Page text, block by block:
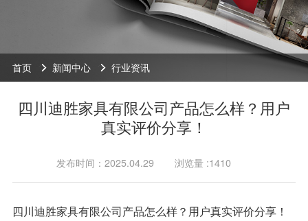
首页 新闻中心 行业资讯
四川迪胜家具有限公司产品怎么样？用户
真实评价分享！
发布时间：2025.04.29 浏览量 :1410
四川迪胜家具有限公司产品怎么样？用户真实评价分享！